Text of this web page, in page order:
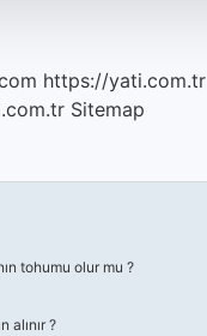
https://yati.com.tr
Sitemap
tohumu olur mu ?
alınır ?